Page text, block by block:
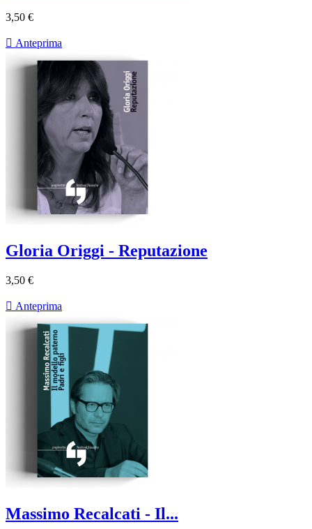
3,50 €
 Anteprima
Gloria Origgi - Reputazione
3,50 €
 Anteprima
Massimo Recalcati - Il...